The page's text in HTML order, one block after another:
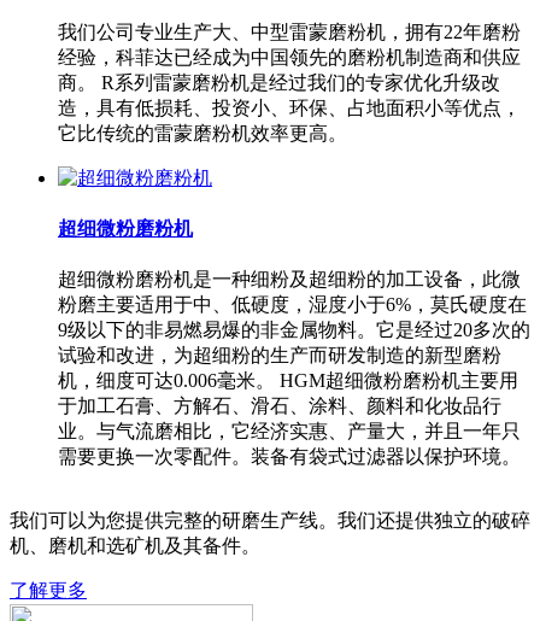
我们公司专业生产大、中型雷蒙磨粉机，拥有22年磨粉
经验，科菲达已经成为中国领先的磨粉机制造商和供应
商。 R系列雷蒙磨粉机是经过我们的专家优化升级改
造，具有低损耗、投资小、环保、占地面积小等优点，
它比传统的雷蒙磨粉机效率更高。
超细微粉磨粉机
超细微粉磨粉机是一种细粉及超细粉的加工设备，此微
粉磨主要适用于中、低硬度，湿度小于6%，莫氏硬度在
9级以下的非易燃易爆的非金属物料。它是经过20多次的
试验和改进，为超细粉的生产而研发制造的新型磨粉
机，细度可达0.006毫米。 HGM超细微粉磨粉机主要用
于加工石膏、方解石、滑石、涂料、颜料和化妆品行
业。与气流磨相比，它经济实惠、产量大，并且一年只
需要更换一次零配件。装备有袋式过滤器以保护环境。
我们可以为您提供完整的研磨生产线。我们还提供独立的破碎
机、磨机和选矿机及其备件。
了解更多